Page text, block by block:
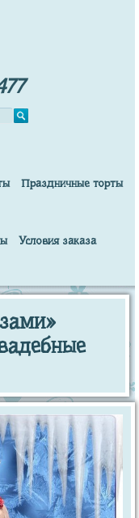
Праздничные торты
Условия заказа